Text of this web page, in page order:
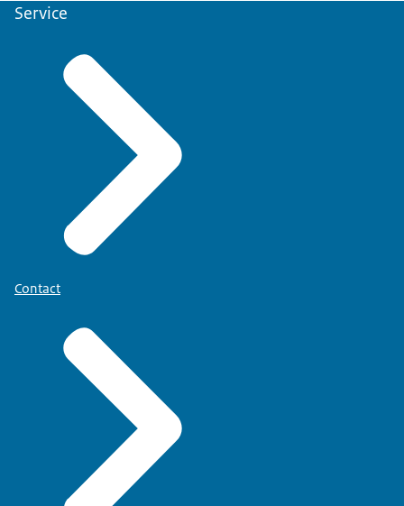
Service
Contact